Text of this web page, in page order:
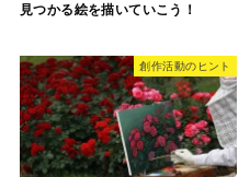
見つかる絵を描いていこう！
創作活動のヒント